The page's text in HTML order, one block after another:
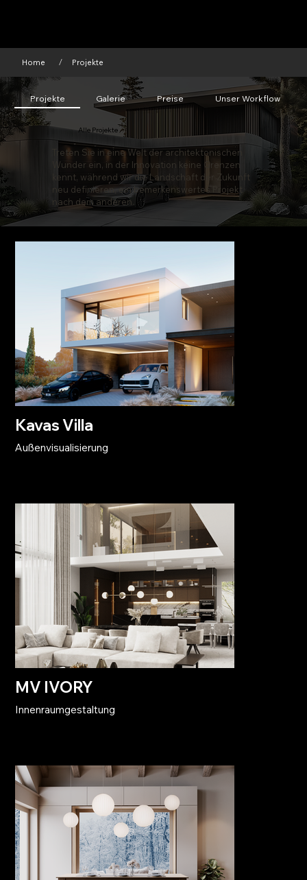
Home / Projekte
Projekte Galerie Preise Unser Workflow
Alle Projekte
Treten Sie in eine Welt der architektonischen
Wunder ein, in der Innovation keine Grenzen
kennt, während wir die Landschaft der Zukunft
neu definieren, ein bemerkenswertes Projekt
nach dem anderen.
Kavas Villa
Außenvisualisierung
MV IVORY
Innenraumgestaltung